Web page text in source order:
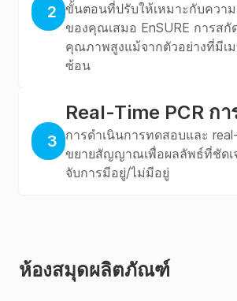
2 ขั้นตอนที่ปรับให้เหมาะกับควา
ของคุณเสมอ EnSURE การสกั
คุณภาพสูงแม้จากตัวอย่างที่มีเ
ซ้อน
3
Real-Time PCR ก
การดำเนินการทดสอบและ
ขยายสัญญาณเพื่อผลลัพธ์ที่ชัดเ
จับการมีอยู่/ไม่มีอยู่
ห้องสมุดผลิตภัณฑ์